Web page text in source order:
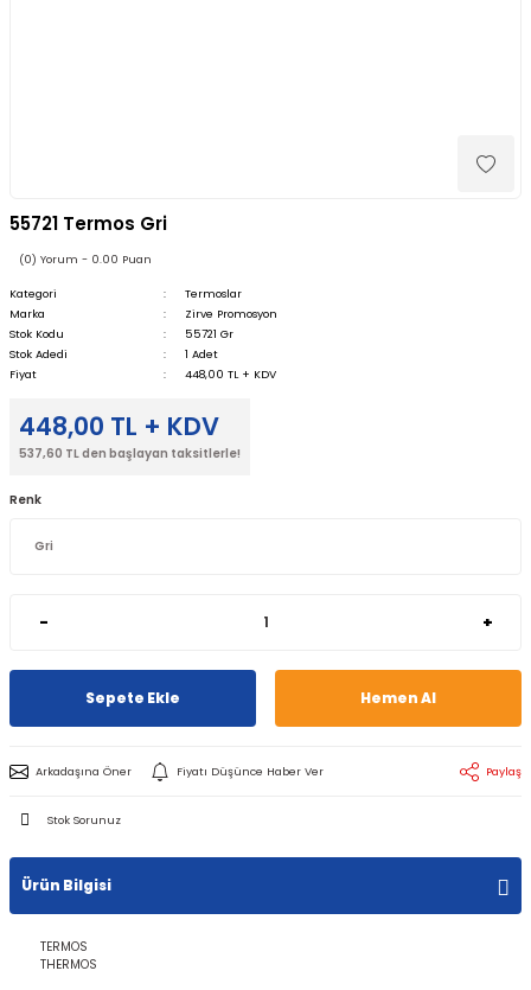
55721 Termos Gri
(0) Yorum - 0.00 Puan
Kategori
Termoslar
Marka
Zirve Promosyon
Stok Kodu
55721 Gr
Stok Adedi
1 Adet
Fiyat
448,00 TL + KDV
448,00 TL + KDV
537,60 TL den başlayan taksitlerle!
Renk
- +
Sepete Ekle Hemen Al
Arkadaşına Öner Fiyatı Düşünce Haber Ver Paylaş
Stok Sorunuz
Ürün Bilgisi
TERMOS
THERMOS